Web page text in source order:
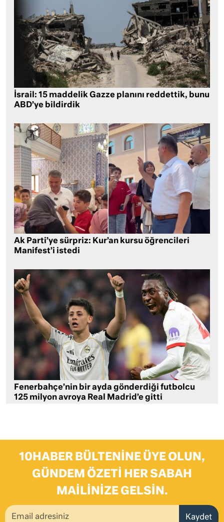
İsrail: 15 maddelik Gazze planını reddettik, bunu
ABD’ye bildirdik
Ak Parti’ye sürpriz: Kur’an kursu öğrencileri
Manifest’i istedi
Fenerbahçe’nin bir ayda gönderdiği futbolcu
125 milyon avroya Real Madrid’e gitti
10HABER BÜLTENINE ÜYE OLUN,
GÜNDEM ÖZETI HER SABAH
MAILINIZE GELSIN.
Kaydet